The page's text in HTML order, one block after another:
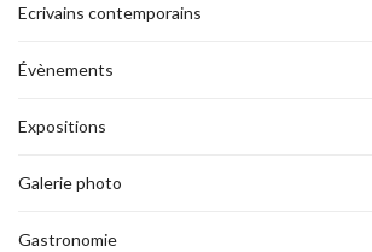
Ecrivains contemporains
Évènements
Expositions
Galerie photo
Gastronomie